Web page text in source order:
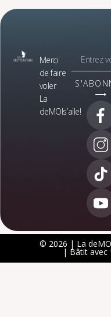
Merci
de faire
voler
La
deMOIs’aile!
⟶
© 2026 | La
| Bâtit